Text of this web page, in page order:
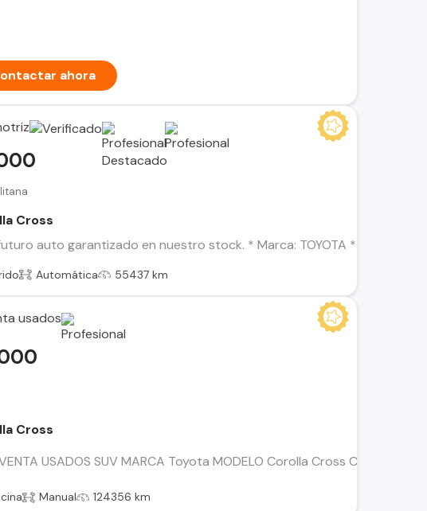
ahora
Cross
auto garantizado en nuestro stock. * Marca: TOYOTA * Modelo:
Automática 55437 km
usados
Cross
USADOS SUV MARCA Toyota MODELO Corolla Cross CVT 2.0
Manual 124356 km